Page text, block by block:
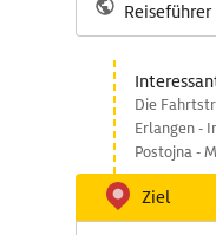
Die
Erlangen -
Postojna -
Ziel